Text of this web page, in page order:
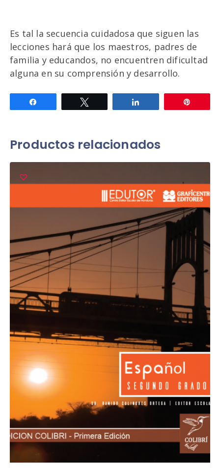
Es tal la secuencia cuidadosa que siguen las
lecciones hará que los maestros, padres de
familia y educandos, no encuentren dificultad
alguna en su comprensión y desarrollo.
Productos relacionados